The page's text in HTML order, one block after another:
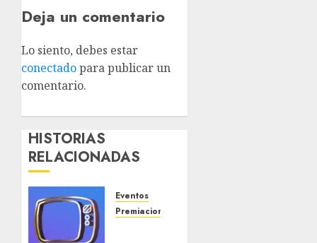
Deja un comentario
Lo siento, debes estar
conectadopara publicar un
comentario.
HISTORIAS
RELACIONADAS
Eventos
Premiaciones